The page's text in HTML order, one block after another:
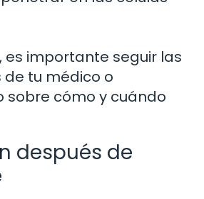
es importante seguir las
de tu médico o
sobre cómo y cuándo
después de